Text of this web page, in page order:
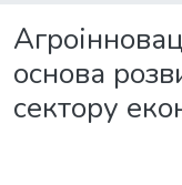
основа
сектору